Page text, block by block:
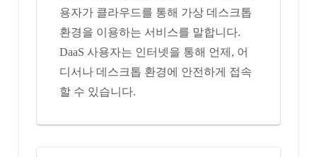
용자가 클라우드를 통해 가상 데스크톱
환경을 이용하는 서비스를 말합니다.
DaaS 사용자는 인터넷을 통해 언제, 어
디서나 데스크톱 환경에 안전하게 접속
할 수 있습니다.